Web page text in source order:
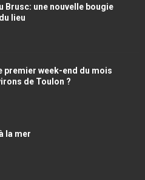
Brusc: une nouvelle bougie
lieu
premier week-end du mois
de Toulon ?
la mer